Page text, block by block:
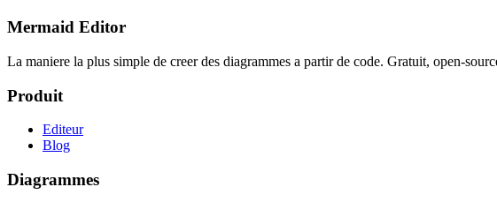
Mermaid Editor
La maniere la plus simple de creer des diagrammes a partir de code. Gratuit, open-
Produit
Editeur
Blog
Diagrammes